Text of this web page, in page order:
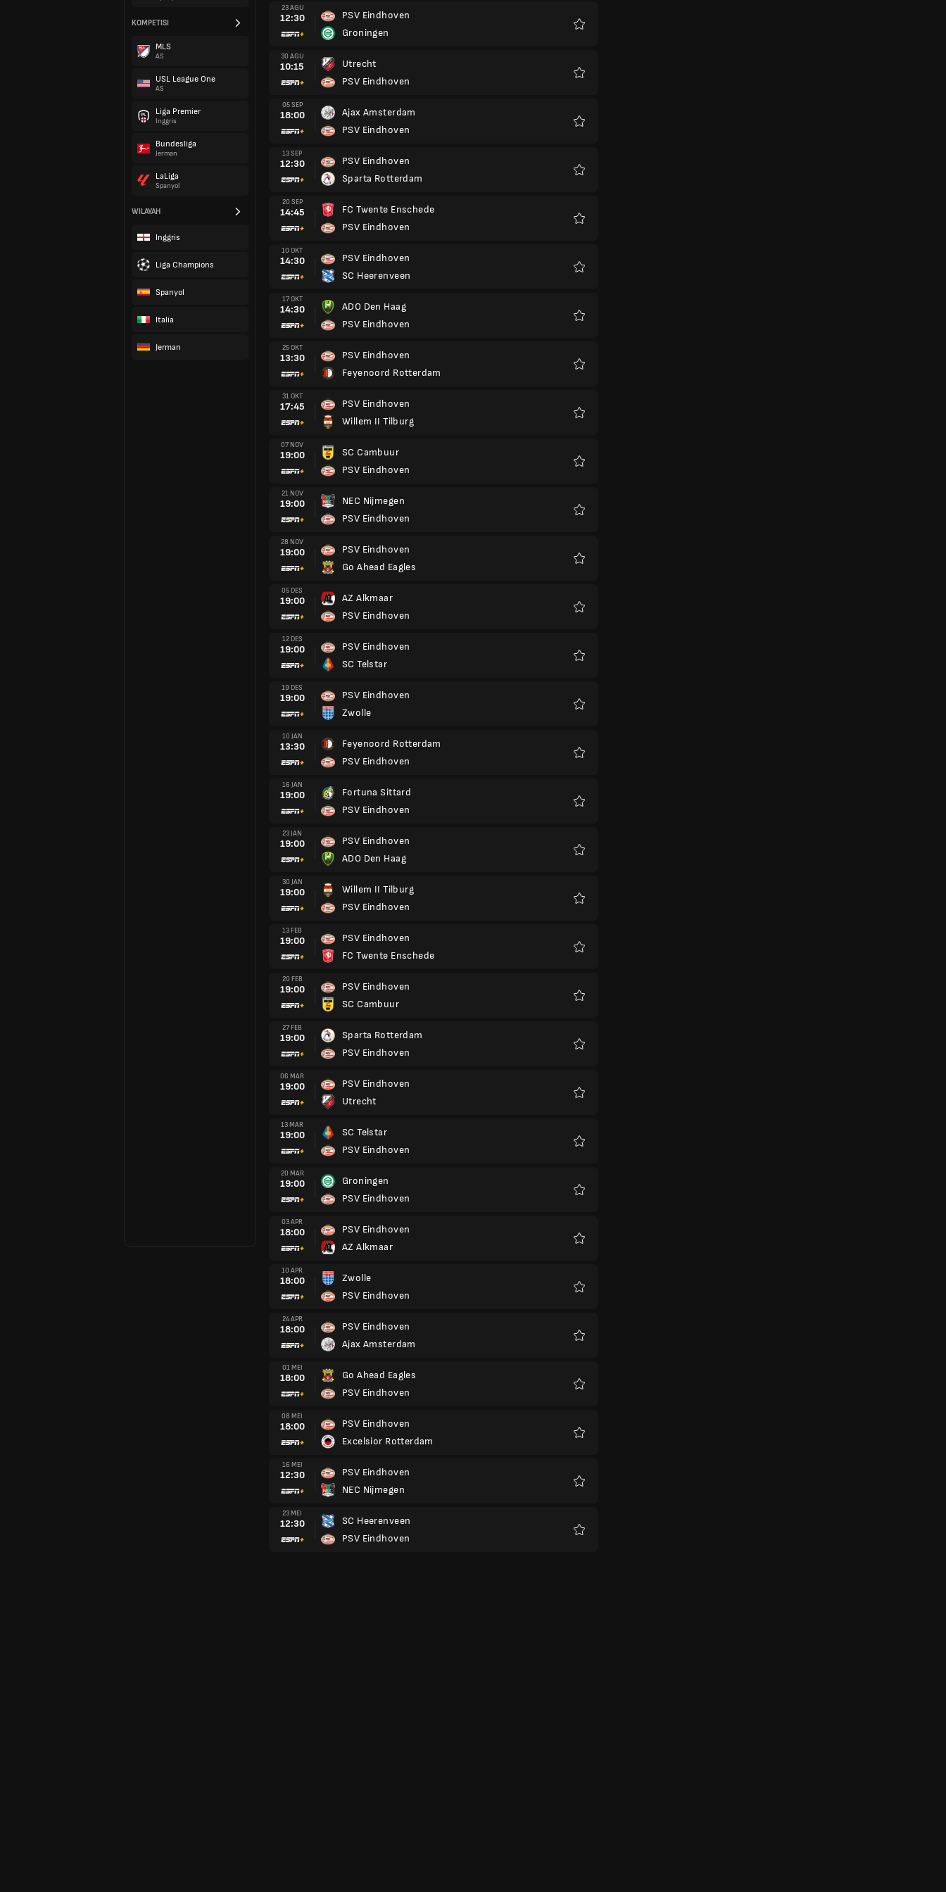
KOMPETISI
MLS
AS
USL League One
AS
Liga Premier
Inggris
Bundesliga
Jerman
LaLiga
Spanyol
WILAYAH
Inggris
Liga Champions
Spanyol
Italia
Jerman
23 AGU
12:30
PSV Eindhoven
Groningen
30 AGU
10:15
Utrecht
PSV Eindhoven
05 SEP
18:00
Ajax Amsterdam
PSV Eindhoven
13 SEP
12:30
PSV Eindhoven
Sparta Rotterdam
20 SEP
14:45
FC Twente Enschede
PSV Eindhoven
10 OKT
14:30
PSV Eindhoven
SC Heerenveen
17 OKT
14:30
ADO Den Haag
PSV Eindhoven
25 OKT
13:30
PSV Eindhoven
Feyenoord Rotterdam
31 OKT
17:45
PSV Eindhoven
Willem II Tilburg
07 NOV
19:00
SC Cambuur
PSV Eindhoven
21 NOV
19:00
NEC Nijmegen
PSV Eindhoven
28 NOV
19:00
PSV Eindhoven
Go Ahead Eagles
05 DES
19:00
AZ Alkmaar
PSV Eindhoven
12 DES
19:00
PSV Eindhoven
SC Telstar
19 DES
19:00
PSV Eindhoven
Zwolle
10 JAN
13:30
Feyenoord Rotterdam
PSV Eindhoven
16 JAN
19:00
Fortuna Sittard
PSV Eindhoven
23 JAN
19:00
PSV Eindhoven
ADO Den Haag
30 JAN
19:00
Willem II Tilburg
PSV Eindhoven
13 FEB
19:00
PSV Eindhoven
FC Twente Enschede
20 FEB
19:00
PSV Eindhoven
SC Cambuur
27 FEB
19:00
Sparta Rotterdam
PSV Eindhoven
06 MAR
19:00
PSV Eindhoven
Utrecht
13 MAR
19:00
SC Telstar
PSV Eindhoven
20 MAR
19:00
Groningen
PSV Eindhoven
03 APR
18:00
PSV Eindhoven
AZ Alkmaar
10 APR
18:00
Zwolle
PSV Eindhoven
24 APR
18:00
PSV Eindhoven
Ajax Amsterdam
01 MEI
18:00
Go Ahead Eagles
PSV Eindhoven
08 MEI
18:00
PSV Eindhoven
Excelsior Rotterdam
16 MEI
12:30
PSV Eindhoven
NEC Nijmegen
23 MEI
12:30
SC Heerenveen
PSV Eindhoven